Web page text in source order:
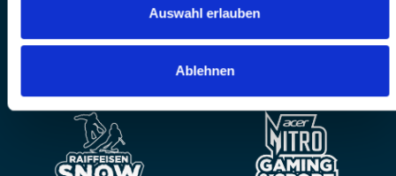
Auswahl erlauben
Ablehnen